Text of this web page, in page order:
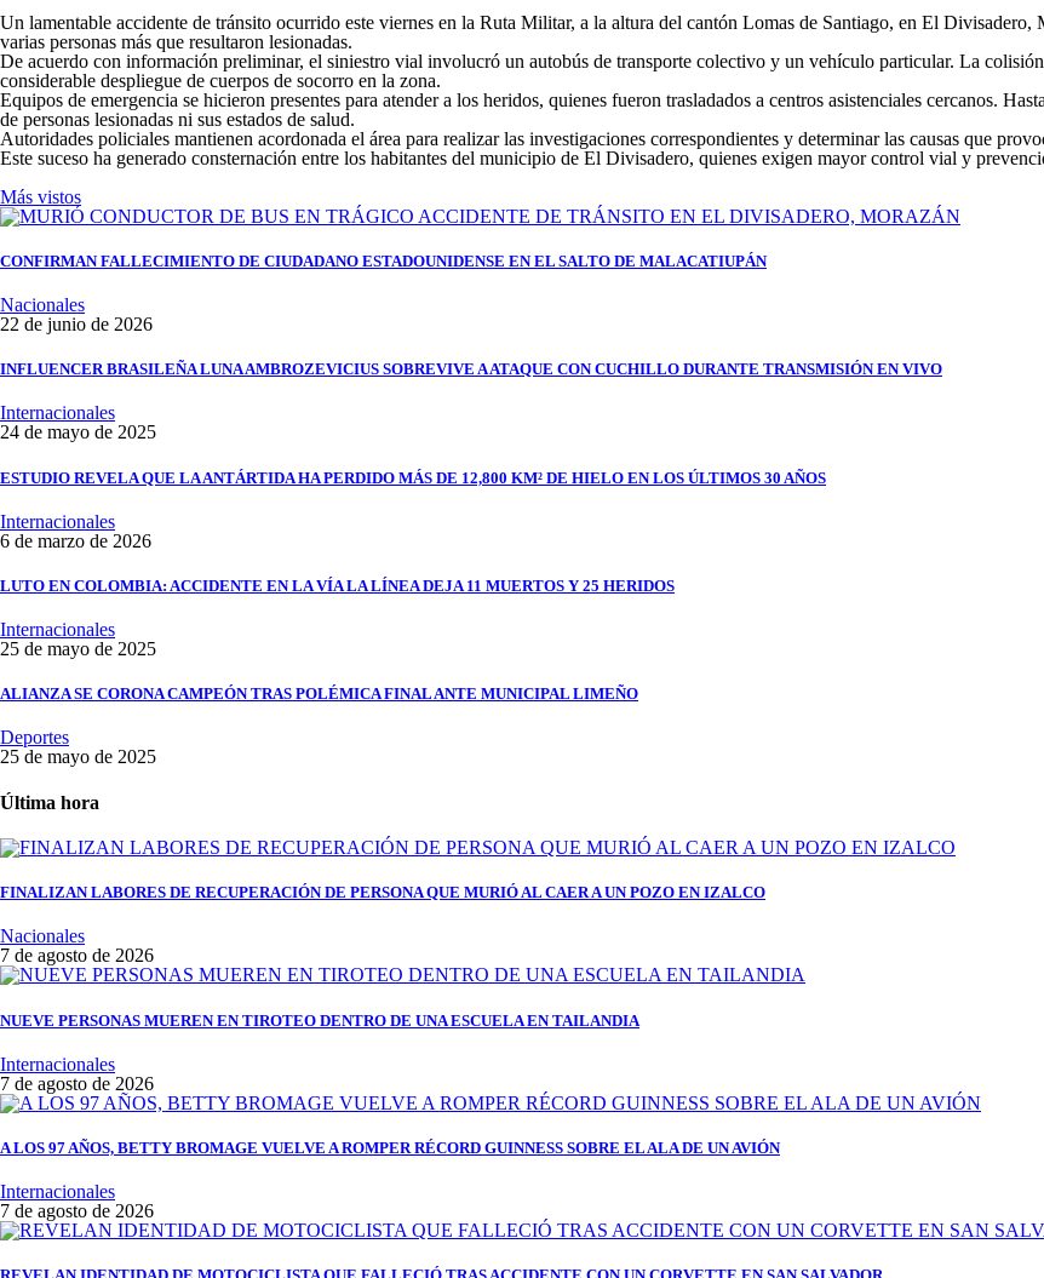
Un lamentable accidente de tránsito ocurrido este viernes en la Ruta Militar, a la altura del cantón Lomas de Santiago, en El
varias personas más que resultaron lesionadas.
De acuerdo con información preliminar, el siniestro vial involucró un autobús de transporte colectivo y un vehículo particular. La
considerable despliegue de cuerpos de socorro en la zona.
Equipos de emergencia se hicieron presentes para atender a los heridos, quienes fueron trasladados a centros asistenciales cercanos.
de personas lesionadas ni sus estados de salud.
Autoridades policiales mantienen acordonada el área para realizar las investigaciones correspondientes y determinar las causas que
Este suceso ha generado consternación entre los habitantes del municipio de El Divisadero, quienes exigen mayor control vial y
Más vistos
CONFIRMAN FALLECIMIENTO DE CIUDADANO ESTADOUNIDENSE EN EL SALTO DE MALACATIUPÁN
Nacionales
22 de junio de 2026
INFLUENCER BRASILEÑA LUNA AMBROZEVICIUS SOBREVIVE A ATAQUE CON CUCHILLO DURANTE TRANSMISIÓN EN VIVO
Internacionales
24 de mayo de 2025
ESTUDIO REVELA QUE LA ANTÁRTIDA HA PERDIDO MÁS DE 12,800 KM² DE HIELO EN LOS ÚLTIMOS 30 AÑOS
Internacionales
6 de marzo de 2026
LUTO EN COLOMBIA: ACCIDENTE EN LA VÍA LA LÍNEA DEJA 11 MUERTOS Y 25 HERIDOS
Internacionales
25 de mayo de 2025
ALIANZA SE CORONA CAMPEÓN TRAS POLÉMICA FINAL ANTE MUNICIPAL LIMEÑO
Deportes
25 de mayo de 2025
Última hora
FINALIZAN LABORES DE RECUPERACIÓN DE PERSONA QUE MURIÓ AL CAER A UN POZO EN IZALCO
Nacionales
7 de agosto de 2026
NUEVE PERSONAS MUEREN EN TIROTEO DENTRO DE UNA ESCUELA EN TAILANDIA
Internacionales
7 de agosto de 2026
A LOS 97 AÑOS, BETTY BROMAGE VUELVE A ROMPER RÉCORD GUINNESS SOBRE EL ALA DE UN AVIÓN
Internacionales
7 de agosto de 2026